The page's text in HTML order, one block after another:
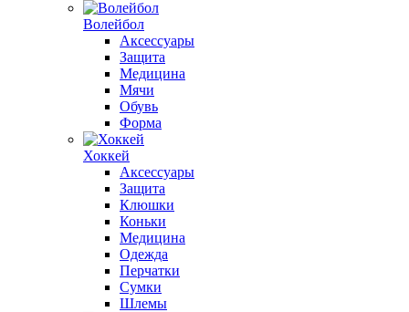
Волейбол
Аксессуары
Защита
Медицина
Мячи
Обувь
Форма
Хоккей
Аксессуары
Защита
Клюшки
Коньки
Медицина
Одежда
Перчатки
Сумки
Шлемы